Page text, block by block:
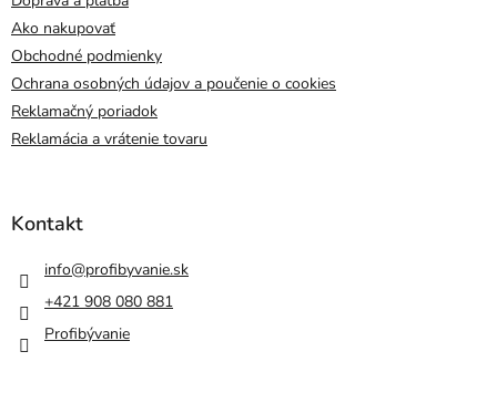
Ako nakupovať
Obchodné podmienky
Ochrana osobných údajov a poučenie o cookies
Reklamačný poriadok
Reklamácia a vrátenie tovaru
Kontakt
info@profibyvanie.sk
+421 908 080 881
Profibývanie